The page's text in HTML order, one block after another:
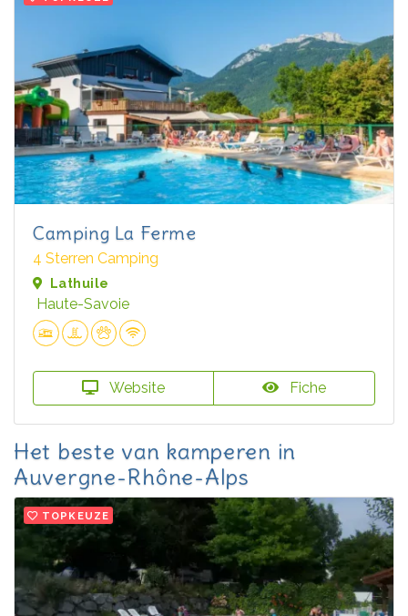
Camping La Ferme
4 Sterren Camping
Lathuile
Haute-Savoie
Website Fiche
Het beste van kamperen in
Auvergne-Rhône-Alps
TOPKEUZE